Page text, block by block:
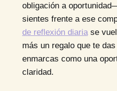
obligación a
sientes frente a ese
de reflexión diariase
más un regalo que te
enmarcas como una
claridad.